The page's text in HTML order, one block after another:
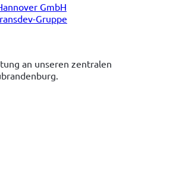
GmbH
Gruppe
an unseren zentralen